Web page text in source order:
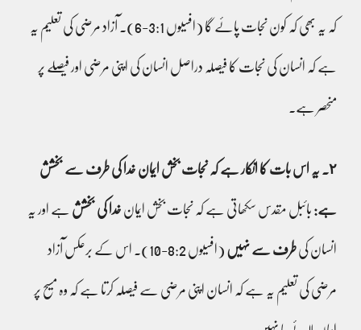
کہ یہ بھی کہ کون نجات پائے گا (افسیوں 3:1-6)۔ آزاد مرضی کی تعلیم یہ
ہے کہ انسان کی نجات کا فیصلہ دراصل انسان کی اپنی مرضی اور فیصلے پر
منحصر ہے۔
٢۔ یہ اس بات کا انکار ہے کہ نجات بخش ایمان خدا کی طرف سے بخشش
ہے: بائبل مقدس سکھاتی ہے کہ نجات بخش ایمان خدا کی بخشش ہے اور یہ
انسان کیطرف سے نہیں (افسیوں 8:2-10)۔ اس کے برعکس آزاد
مرضی کی تعلیم یہ ہے کہ انسان اپنی مرضی سے فیصلہ کرتا ہے کہ وہ مسیح پر